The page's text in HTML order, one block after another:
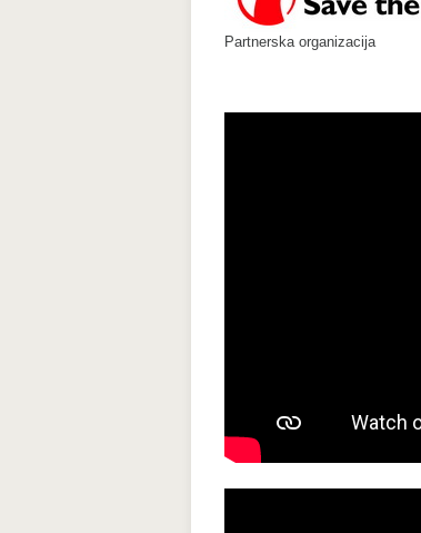
Partnerska organizacija